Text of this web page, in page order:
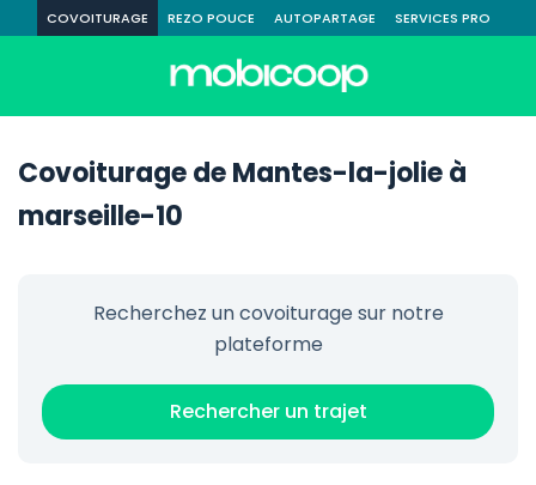
COVOITURAGE REZO POUCE AUTOPARTAGE SERVICES PRO
Covoiturage de Mantes-la-jolie à
marseille-10
Recherchez un covoiturage sur notre
plateforme
Rechercher un trajet